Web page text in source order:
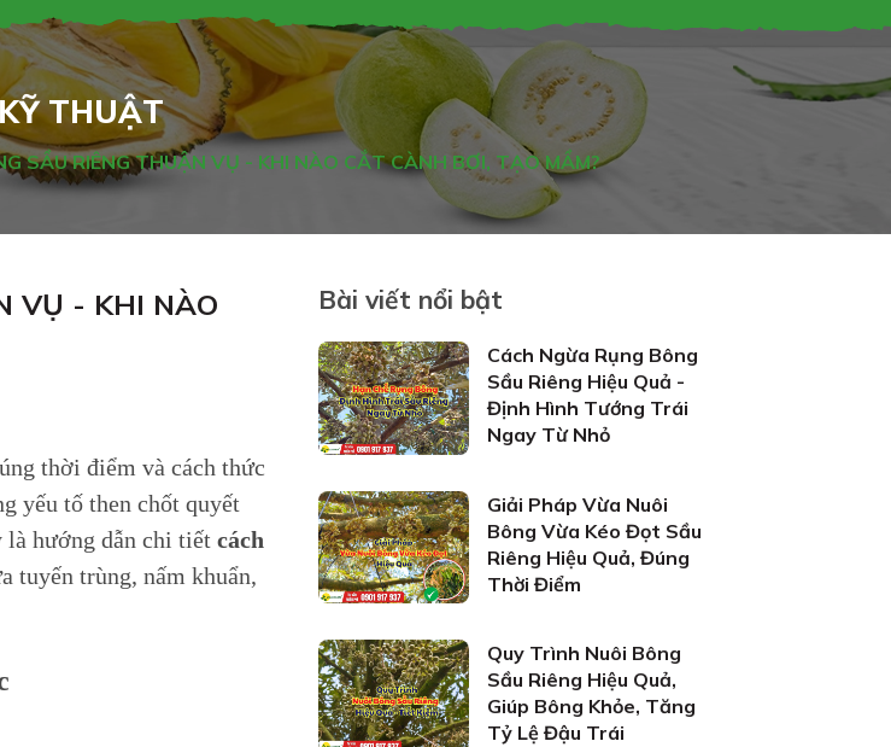
KỸ THUẬT
SẦU RIÊNG THUẬN VỤ - KHI NÀO CẮT CÀNH BƠI, TẠO MẦM?
VỤ - KHI NÀO
thời điểm và cách thức
yếu tố then chốt quyết
là hướng dẫn chi tiết cách
tuyến trùng, nấm khuẩn,
Bài viết nổi bật
Cách Ngừa Rụng Bông
Sầu Riêng Hiệu Quả -
Định Hình Tướng Trái
Ngay Từ Nhỏ
Giải Pháp Vừa Nuôi
Bông Vừa Kéo Đọt Sầu
Riêng Hiệu Quả, Đúng
Thời Điểm
Quy Trình Nuôi Bông
Sầu Riêng Hiệu Quả,
Giúp Bông Khỏe, Tăng
Tỷ Lệ Đậu Trái